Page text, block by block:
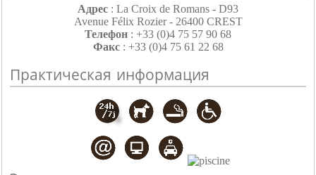
Адрес : La Croix de Romans - D93
Avenue Félix Rozier - 26400 CREST
Телефон : +33 (0)4 75 57 90 68
Факс: +33 (0)4 75 61 22 68
Практическая информация